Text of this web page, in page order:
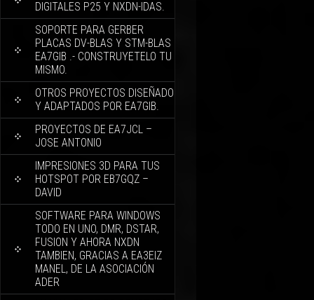
DIGITALES P25 Y NXDN-IDAS.
SOPORTE PARA GERBER
PLACAS DV-BLAS Y STM-BLAS
EA7GIB .- CONSTRUYETELO TU
MISMO.
OTROS PROYECTOS DISEÑADO
Y ADAPTADOS POR EA7GIB.
PROYECTOS DE EA7JCL –
JOSE ANTONIO
IMPRESIONES 3D PARA TUS
HOTSPOT POR EB7GQZ –
DAVID
SOFTWARE PARA WINDOWS
TODO EN UNO, DMR, DSTAR,
FUSION Y AHORA NXDN
TAMBIEN, GRACIAS A EA3EIZ
MANEL, DE LA ASOCIACIÓN
ADER